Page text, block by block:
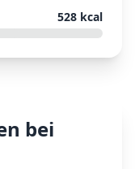
528 kcal
bei